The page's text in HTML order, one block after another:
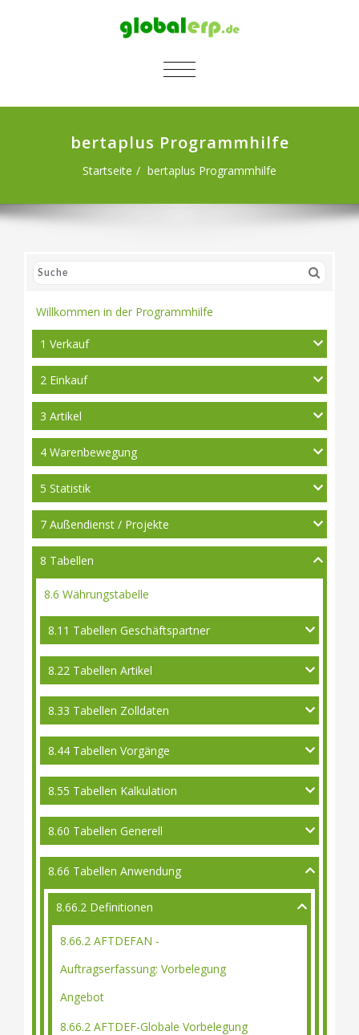
SCHALTE NAVIGATION
bertaplus Programmhilfe
Startseite bertaplus Programmhilfe
Willkommen in der Programmhilfe
1 Verkauf
2 Einkauf
3 Artikel
4 Warenbewegung
5 Statistik
7 Außendienst / Projekte
8 Tabellen
8.6 Währungstabelle
8.11 Tabellen Geschäftspartner
8.22 Tabellen Artikel
8.33 Tabellen Zolldaten
8.44 Tabellen Vorgänge
8.55 Tabellen Kalkulation
8.60 Tabellen Generell
8.66 Tabellen Anwendung
8.66.2 Definitionen
8.66.2 AFTDEFAN -
Auftragserfassung: Vorbelegung
Angebot
8.66.2 AFTDEF-Globale Vorbelegung